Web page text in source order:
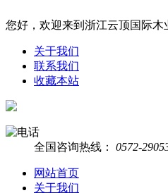
您好，欢迎来到浙江云顶国际木
关于我们
联系我们
收藏本站
全国咨询热线： 0572-
网站首页
关于我们